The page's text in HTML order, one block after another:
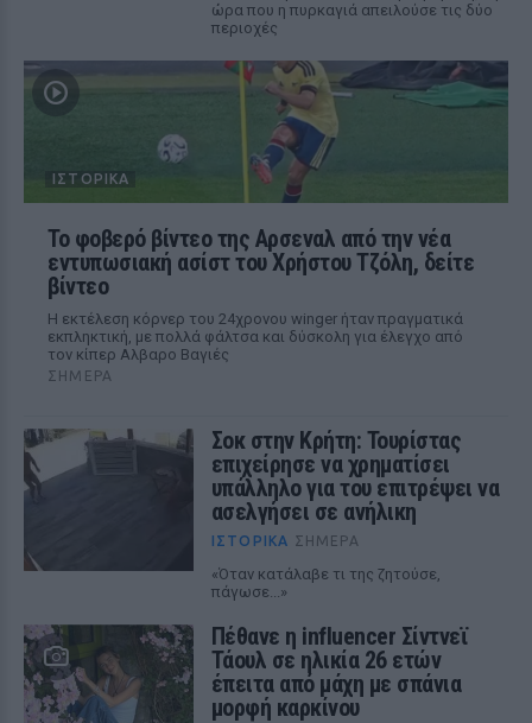
ώρα που η πυρκαγιά απειλούσε τις δύο
περιοχές
ΙΣΤΟΡΙΚΆ
Το φοβερό βίντεο της Αρσεναλ από την νέα
εντυπωσιακή ασίστ του Χρήστου Τζόλη, δείτε
βίντεο
Η εκτέλεση κόρνερ του 24χρονου winger ήταν πραγματικά
εκπληκτική, με πολλά φάλτσα και δύσκολη για έλεγχο από
τον κίπερ Αλβαρο Βαγιές
ΣΉΜΕΡΑ
Σοκ στην Κρήτη: Τουρίστας
επιχείρησε να χρηματίσει
υπάλληλο για του επιτρέψει να
ασελγήσει σε ανήλικη
ΙΣΤΟΡΙΚΆ ΣΉΜΕΡΑ
«Όταν κατάλαβε τι της ζητούσε,
πάγωσε...»
Πέθανε η influencer Σίντνεϊ
Τάουλ σε ηλικία 26 ετών
έπειτα από μάχη με σπάνια
μορφή καρκίνου